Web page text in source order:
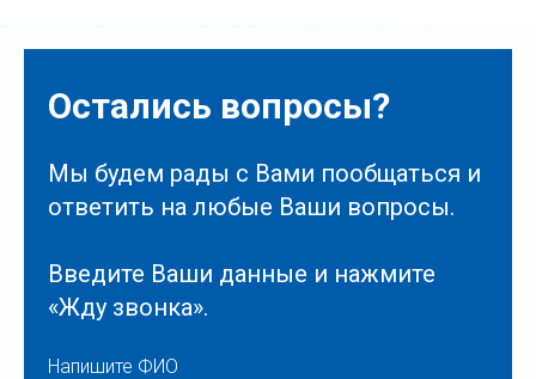
Остались вопросы?
Мы будем рады с Вами пообщаться и
ответить на любые Ваши вопросы.
Введите Ваши данные и нажмите
«Жду звонка».
Напишите ФИО